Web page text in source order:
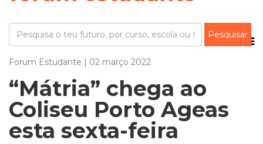
Forum Estudante | 02 março 2022
“Mátria” chega ao
Coliseu Porto Ageas
esta sexta-feira